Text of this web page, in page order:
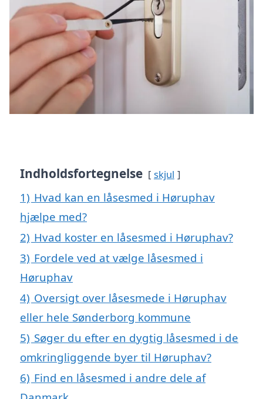
Indholdsfortegnelse skjul
1) Hvad kan en låsesmed i Høruphav
hjælpe med?
2) Hvad koster en låsesmed i Høruphav?
3) Fordele ved at vælge låsesmed i
Høruphav
4) Oversigt over låsesmede i Høruphav
eller hele Sønderborg kommune
5) Søger du efter en dygtig låsesmed i de
omkringliggende byer til Høruphav?
6) Find en låsesmed i andre dele af